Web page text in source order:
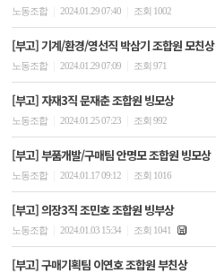
노동조합 2024.01.29 07:40 조회 1002
[부고] 기계/환경/영선직 박삼기 조합원 모친상
노동조합 2024.01.29 07:09 조회 971
[부고] 자재3직 문재춘 조합원 빙모상
노동조합 2024.01.25 07:23 조회 992
[부고] 부품개발/구매팀 안명모 조합원 빙모상
노동조합 2024.01.17 09:12 조회 1016
[부고] 의장3직 조민호 조합원 빙부상
노동조합 2024.01.03 15:34 조회 1041
[부고] 구매기획팀 이연호 조합원 부친상